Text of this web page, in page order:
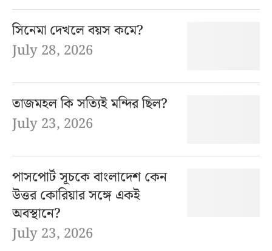
সিনেমা দেখলে বয়স কমে?
July 28, 2026
তাজমহল কি সত্যিই মন্দির ছিল?
July 23, 2026
পাসপোর্ট সূচকে বাংলাদেশ কেন
উত্তর কোরিয়ার সঙ্গে একই
অবস্থানে?
July 23, 2026